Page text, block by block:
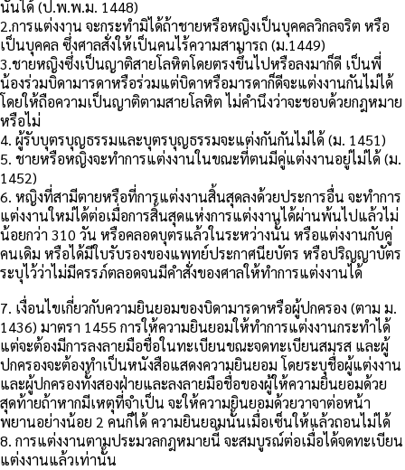
นั้นได้ (ป.พ.พ.ม. 1448)
2.การแต่งงาน จะกระทำมิได้ถ้าชายหรือหญิงเป็นบุคคลวิกลจริต หรือ
เป็นบุคคล ซึ่งศาลสั่งให้เป็นคนไร้ความสามารถ (ม.1449)
3.ชายหญิงซึ่งเป็นญาติสายโลหิตโดยตรงขึ้นไปหรือลงมาก็ดี เป็นพี่
น้องร่วมบิดามารดาหรือร่วมแต่บิดาหรือมารดาก็ดีจะแต่งงานกันไม่ได้
โดยให้ถือความเป็นญาติตามสายโลหิต ไม่คำนึงว่าจะชอบด้วยกฎหมาย
หรือไม่
4. ผู้รับบุตรบุญธรรมและบุตรบุญธรรมจะแต่งกันกันไม่ได้ (ม. 1451)
5. ชายหรือหญิงจะทำการแต่งงานในขณะที่ตนมีคู่แต่งงานอยู่ไม่ได้ (ม.
1452)
6. หญิงที่สามีตายหรือที่การแต่งงานสิ้นสุดลงด้วยประการอื่น จะทำการ
แต่งงานใหม่ได้ต่อเมื่อการสิ้นสุดแห่งการแต่งงานได้ผ่านพ้นไปแล้วไม่
น้อยกว่า 310 วัน หรือคลอดบุตรแล้วในระหว่างนั้น หรือแต่งงานกับคู่
คนเดิม หรือได้มีใบรับรองของแพทย์ประกาศนียบัตร หรือปริญญาบัตร
ระบุไว้ว่าไม่มีครรภ์ตลอดจนมีคำสั่งของศาลให้ทำการแต่งงานได้
7. เงื่อนไขเกี่ยวกับความยินยอมของบิดามารดาหรือผู้ปกครอง (ตาม ม.
1436) มาตรา 1455 การให้ความยินยอมให้ทำการแต่งงานกระทำได้
แต่จะต้องมีการลงลายมือชื่อในทะเบียนขณะจดทะเบียนสมรส และผู้
ปกครองจะต้องทำเป็นหนังสือแสดงความยินยอม โดยระบุชื่อผู้แต่งงาน
และผู้ปกครองทั้งสองฝ่ายและลงลายมือชื่อของผู้ให้ความยินยอมด้วย
สุดท้ายถ้าหากมีเหตุที่จำเป็น จะให้ความยินยอมด้วยวาจาต่อหน้า
พยานอย่างน้อย 2 คนก็ได้ ความยินยอมนั้นเมื่อเซ็นให้แล้วถอนไม่ได้
8. การแต่งงานตามประมวลกฎหมายนี้ จะสมบูรณ์ต่อเมื่อได้จดทะเบียน
แต่งงานแล้วเท่านั้น